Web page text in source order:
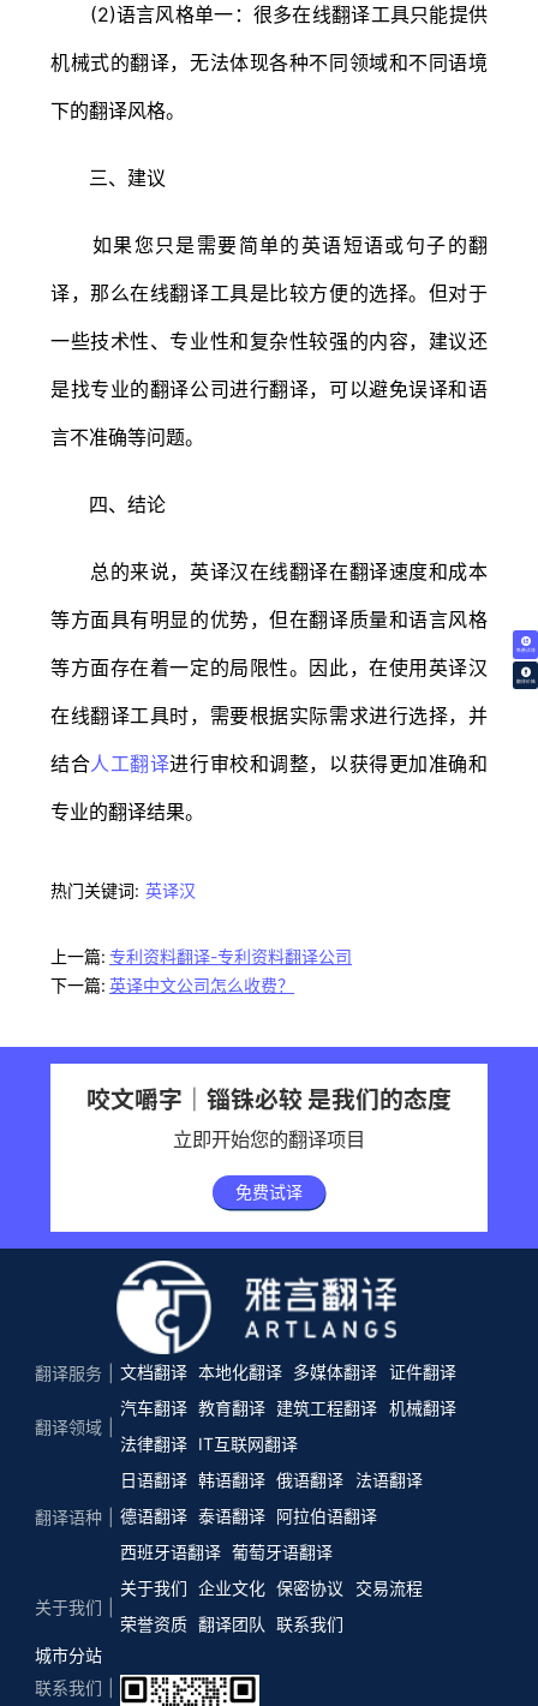
免费试译
翻译价格
(2)语言风格单一：很多在线翻译工具只能提供
机械式的翻译，无法体现各种不同领域和不同语境
下的翻译风格。
三、建议
如果您只是需要简单的英语短语或句子的翻
译，那么在线翻译工具是比较方便的选择。但对于
一些技术性、专业性和复杂性较强的内容，建议还
是找专业的翻译公司进行翻译，可以避免误译和语
言不准确等问题。
四、结论
总的来说，英译汉在线翻译在翻译速度和成本
等方面具有明显的优势，但在翻译质量和语言风格
等方面存在着一定的局限性。因此，在使用英译汉
在线翻译工具时，需要根据实际需求进行选择，并
结合人工翻译进行审校和调整，以获得更加准确和
专业的翻译结果。
热门关键词: 英译汉
上一篇: 专利资料翻译-专利资料翻译公司
下一篇: 英译中文公司怎么收费？
咬文嚼字｜锱铢必较 是我们的态度
立即开始您的翻译项目
免费试译
翻译服务 文档翻译 本地化翻译 多媒体翻译 证件翻译
翻译领域
汽车翻译 教育翻译 建筑工程翻译 机械翻译
法律翻译
IT互联网翻译
翻译语种
日语翻译 韩语翻译 俄语翻译
法语翻译
德语翻译 泰语翻译 阿拉伯语翻译
西班牙语翻译 葡萄牙语翻译
关于我们
关于我们 企业文化 保密协议
交易流程
荣誉资质 翻译团队
联系我们
城市分站
联系我们